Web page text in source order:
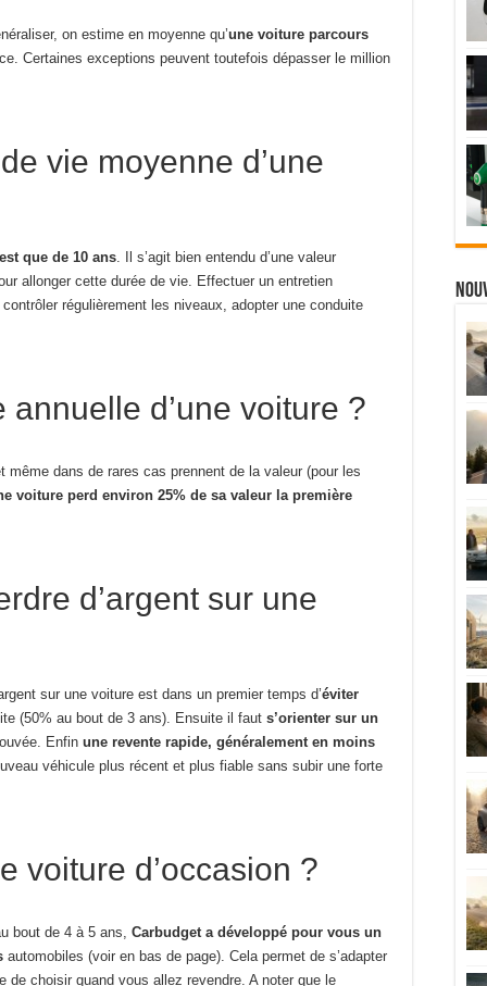
on estime en moyenne qu’une voiture parcours
Certaines exceptions peuvent toutefois dépasser le million
vie moyenne d’une
que de 10 ans . Il s’agit bien entendu d’une valeur
allonger cette durée de vie. Effectuer un entretien
régulièrement les niveaux, adopter une conduite
d’une voiture ?
dans de rares cas prennent de la valeur (pour les
voiture perd environ 25% de sa valeur la première
d’argent sur une
sur une voiture est dans un premier temps d’éviter
(50% au bout de 3 ans). Ensuite il faut s’orienter sur un
Enfin une revente rapide, généralement en moins
véhicule plus récent et plus fiable sans subir une forte
voiture d’occasion ?
bout de 4 à 5 ans, Carbudget a développé pour vous un
automobiles (voir en bas de page). Cela permet de s’adapter
choisir quand vous allez revendre. A noter que le